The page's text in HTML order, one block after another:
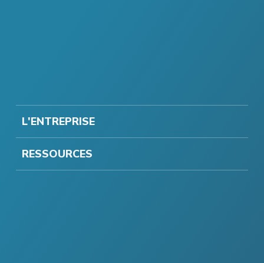
L'ENTREPRISE
RESSOURCES